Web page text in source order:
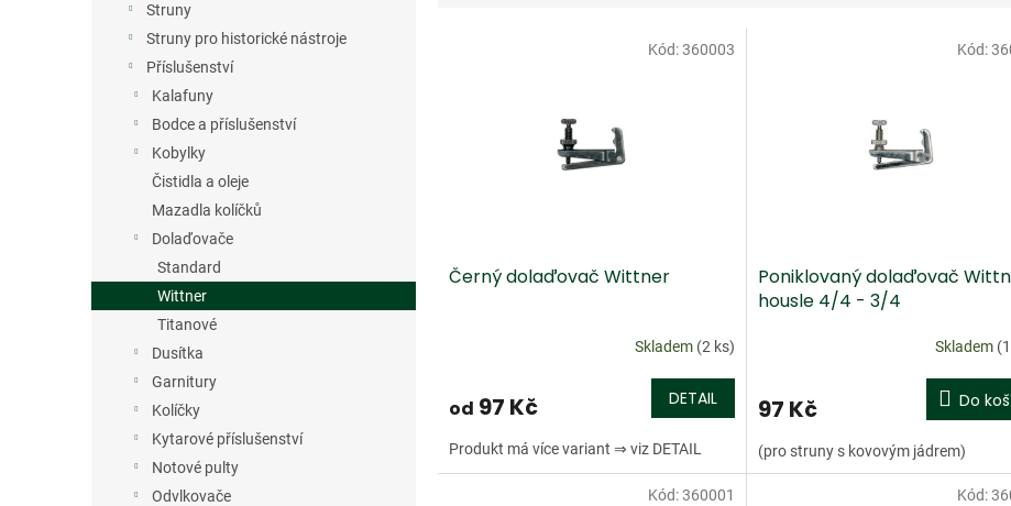
Struny
Struny pro historické nástroje
Příslušenství
Kalafuny
Bodce a příslušenství
Kobylky
Čistidla a oleje
Mazadla kolíčků
Dolaďovače
Standard
Wittner
Titanové
Dusítka
Garnitury
Kolíčky
Kytarové příslušenství
Notové pulty
Odvlkovače
Černý dolaďovač Wittner
Skladem (2 ks)
od 97 Kč DETAIL
Produkt má více variant ⇒ viz DETAIL
Kód:360003
Poniklovaný dolaďovač
housle 4/4 - 3/4
Skladem
97 Kč Do
(pro struny s kovovým jádrem)
Kód:
Kód:360001 Kód: